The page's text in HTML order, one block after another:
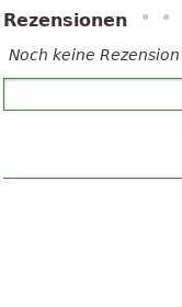
Rezensionen
Noch keine Rezension